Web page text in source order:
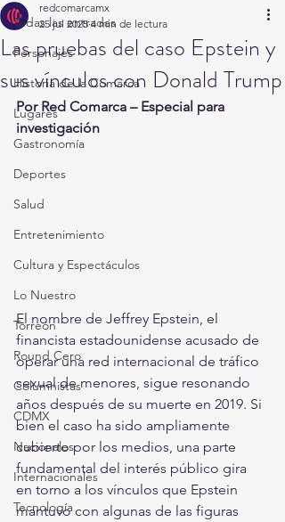
Todas las entradas
Personajes
Historia de la Comarca
Lugares
Gastronomía
Deportes
Salud
Entretenimiento
Cultura y Espectáculos
Lo Nuestro
Torreón
Round Cero
Columnistas
CDMX
Nacionales
Internacionales
Tecnología
Las pruebas del caso Epstein y
sus vínculos con Donald Trump
redcomarcamx
25 jul 2025 4 min de lectura
Por Red Comarca – Especial para
investigación
El nombre de Jeffrey Epstein, el
financista estadounidense acusado de
operar una red internacional de tráfico
sexual de menores, sigue resonando
años después de su muerte en 2019. Si
bien el caso ha sido ampliamente
cubierto por los medios, una parte
fundamental del interés público gira
en torno a los vínculos que Epstein
mantuvo con algunas de las figuras